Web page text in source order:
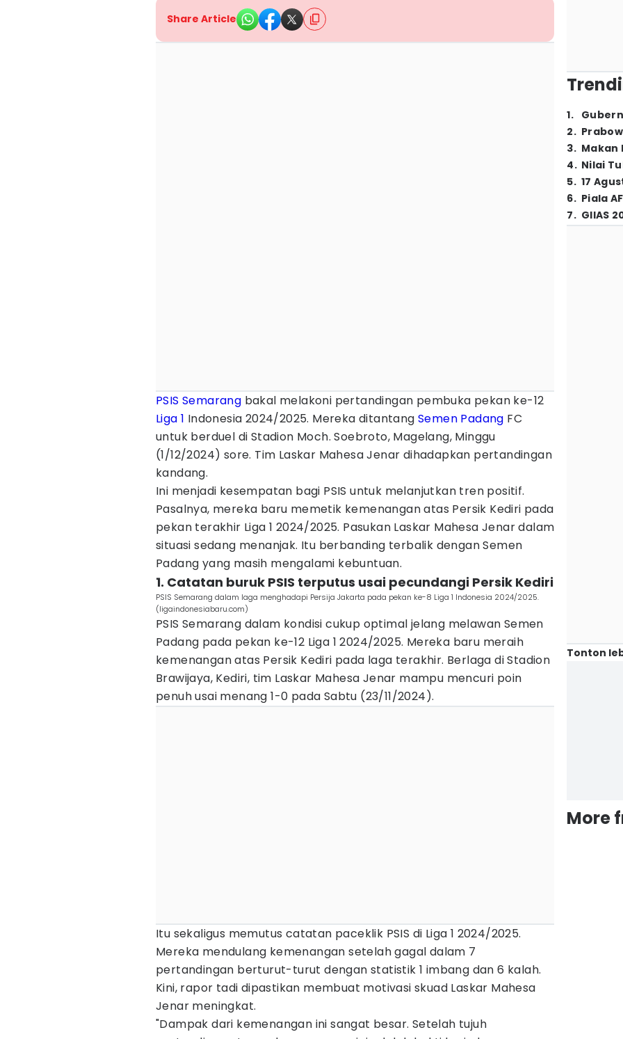
Share Article
PSIS Semarang bakal melakoni pertandingan pembuka pekan ke-12
Liga 1 Indonesia 2024/2025. Mereka ditantangSemen Padang FC
untuk berduel di Stadion Moch. Soebroto, Magelang, Minggu
(1/12/2024) sore. Tim Laskar Mahesa Jenar dihadapkan pertandingan
kandang.
Ini menjadi kesempatan bagi PSIS untuk melanjutkan tren positif.
Pasalnya, mereka baru memetik kemenangan atas Persik Kediri pada
pekan terakhir Liga 1 2024/2025. Pasukan Laskar Mahesa Jenar dalam
situasi sedang menanjak. Itu berbanding terbalik dengan Semen
Padang yang masih mengalami kebuntuan.
1. Catatan buruk PSIS terputus usai pecundangi Persik Kediri
PSIS Semarang dalam laga menghadapi Persija Jakarta pada pekan ke-8 Liga 1 Indonesia 2024/2025.
(ligaindonesiabaru.com)
PSIS Semarang dalam kondisi cukup optimal jelang melawan Semen
Padang pada pekan ke-12 Liga 1 2024/2025. Mereka baru meraih
kemenangan atas Persik Kediri pada laga terakhir. Berlaga di Stadion
Brawijaya, Kediri, tim Laskar Mahesa Jenar mampu mencuri poin
penuh usai menang 1-0 pada Sabtu (23/11/2024).
Itu sekaligus memutus catatan paceklik PSIS di Liga 1 2024/2025.
Mereka mendulang kemenangan setelah gagal dalam 7
pertandingan berturut-turut dengan statistik 1 imbang dan 6 kalah.
Kini, rapor tadi dipastikan membuat motivasi skuad Laskar Mahesa
Jenar meningkat.
"Dampak dari kemenangan ini sangat besar. Setelah tujuh
1.
2.
3. Makan
4. Nilai
5. 17
6. Piala
7. GIIAS
Tonton
More